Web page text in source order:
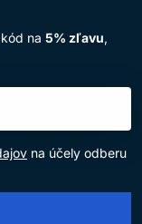
na 5% zľavu,
na účely odberu